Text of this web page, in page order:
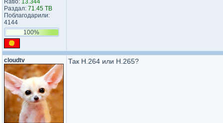
Ratio: 13.344
Раздал: 71.45 TB
Поблагодарили:
4144
100%
cloudtv Так H.264 или H.265?